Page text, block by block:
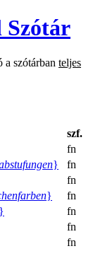
Szótár
a szótárban teljes
szf.
fn
}
fn
fn
}
fn
}
fn
fn
fn